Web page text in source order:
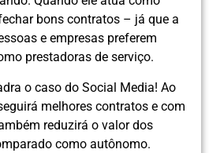
bons contratos – já que a
e empresas preferem
prestadoras de serviço.
o caso do Social Media! Ao
melhores contratos e com
reduzirá o valor dos
como autônomo.